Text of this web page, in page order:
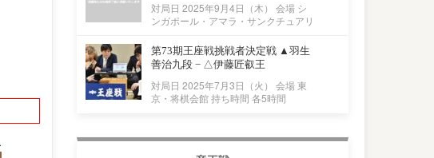
対局日 2025年9月4日（木） 会場 シ
ンガポール・アマラ・サンクチュアリ
第73期王座戦挑戦者決定戦 ▲羽生
善治九段 − △伊藤匠叡王
対局日 2025年7月3日（火） 会場 東
京・将棋会館 持ち時間 各5時間